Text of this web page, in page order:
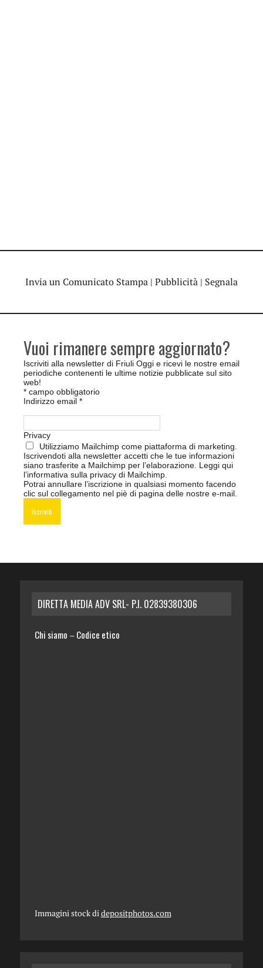
Invia un Comunicato Stampa | Pubblicità | Segnala
Vuoi rimanere sempre aggiornato?
Iscriviti alla newsletter di Friuli Oggi e ricevi le nostre email
periodiche contenenti le ultime notizie pubblicate sul sito
web!
* campo obbligatorio
Indirizzo email *
Privacy
Utilizziamo Mailchimp come piattaforma di marketing.
Iscrivendoti alla newsletter accetti che le tue informazioni
siano trasferite a Mailchimp per l’elaborazione. Leggi qui
l’informativa sulla privacy di Mailchimp.
Potrai annullare l’iscrizione in qualsiasi momento facendo
clic sul collegamento nel piè di pagina delle nostre e-mail.
DIRETTA MEDIA ADV SRL- P.I. 02839380306
Chi siamo – Codice etico
Immagini stock didepositphotos.com